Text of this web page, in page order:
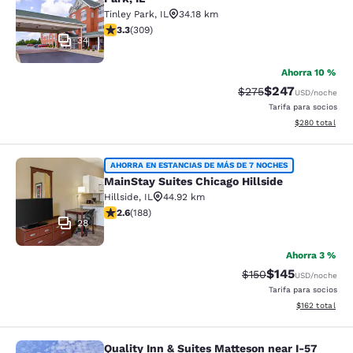
34
Tinley Park, IL
34.18 km
calificación de 3.33 estrellas. Bueno. 309 reseñas
3.3(309)
Ahorra 10 %
Precio tachado:
$275Precio con
$247USD/noche
Tarifa para socios
Ver detalles
$280 total
MainStay Suites Chicago Hillside
28
AHORRA EN ESTANCIAS DE MÁS DE 7 NOCHES
MainStay Suites Chicago Hillside
Hillside, IL
44.92 km
calificación de 2.63 estrellas. Feria. 188 reseñas
2.6(188)
Ahorra 3 %
Precio tachado:
$150Precio con
$145USD/noche
Tarifa para socios
Ver detalles
$162 total
Quality Inn & Suites Matteson near I-57